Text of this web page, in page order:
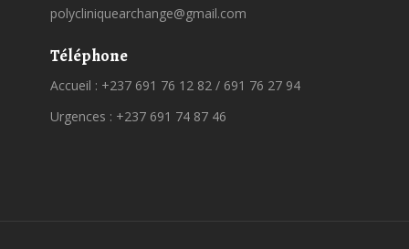
polycliniquearchange@gmail.com
Téléphone
Accueil : +237 691 76 12 82 / 691 76 27 94
Urgences : +237 691 74 87 46